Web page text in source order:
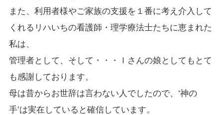
また、利用者様やご家族の支援を１番に考え介入して
くれるリハいちの看護師・理学療法士たちに恵まれた
私は、
管理者として、そして・・・Ｉさんの娘としてもとて
も感謝しております。
母は昔からお世辞は言わない人でしたので、‘神の
手’は実在していると確信しています。